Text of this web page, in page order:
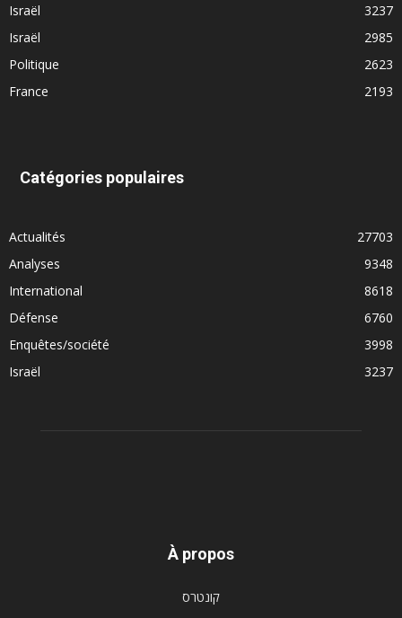
Israël
3237
Israël
2985
Politique
2623
France
2193
Catégories populaires
Actualités
27703
Analyses
9348
International
8618
Défense
6760
Enquêtes/société
3998
Israël
3237
À propos
קונטרס